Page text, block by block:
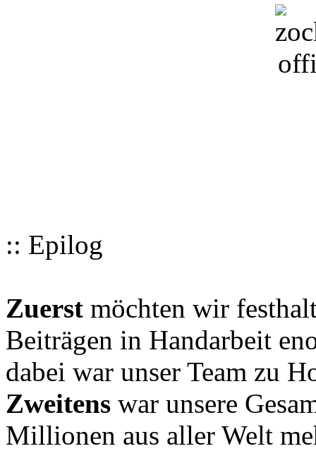
:: Epilog
Zuerst möchten wir
Beiträgen in Handarbeit
dabei war unser Team zu
Zweitens war unsere
Millionen aus aller Welt